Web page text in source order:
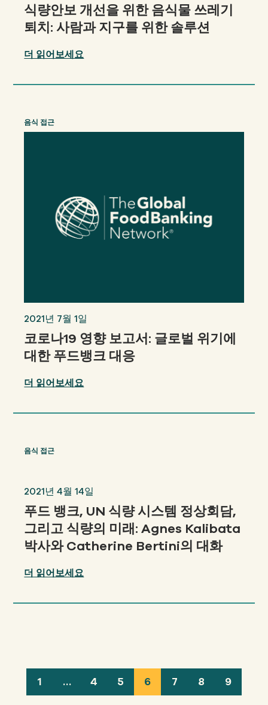
식량안보 개선을 위한 음식물 쓰레기
퇴치: 사람과 지구를 위한 솔루션
더 읽어보세요
음식 접근
2021년 7월 1일
코로나19 영향 보고서: 글로벌 위기에
대한 푸드뱅크 대응
더 읽어보세요
음식 접근
2021년 4월 14일
푸드 뱅크, UN 식량 시스템 정상회담,
그리고 식량의 미래: Agnes Kalibata
박사와 Catherine Bertini의 대화
더 읽어보세요
1 … 4 5 6 7 8 9